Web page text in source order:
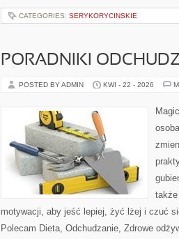
CATEGORIES: SERYKORYCINSKIE
PORADNIKI
POSTED BY ADMIN KWI - 22 - 2026
motywacji, aby jeść lepiej, żyć lżej i czuć
Polecam Dieta, Odchudzanie, Zdrowe